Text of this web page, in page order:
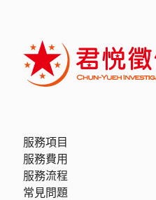
服務項目
服務費用
服務流程
常見問題